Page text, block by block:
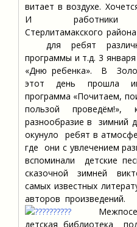
витает в воздухе.
И работники
Стерлитамакского
для ребят
программы и т.д. 3
«Дню ребенка». В
этот день прошла
программа «Почитаем,
пользой проведём!»,
разнообразие в зимний
окунуло ребят в
где они с увлечением
вспоминали детские
сказочной зимней
самых известных
авторов произведений.
детская библиотека